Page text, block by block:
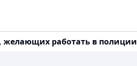
желающих работать в полиции